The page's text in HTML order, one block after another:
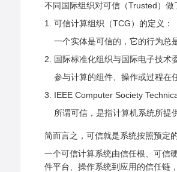
不同国际组织对可信（Trusted）做
可信计算组织（TCG）的定义：
一个实体是可信的，它的行为总
国际标准化组织与国际电子技术
参与计算的组件、操作或过程在
IEEE Computer Society
所谓可信，是指计算机系统所提
简而言之，可信就是系统按照预定
一个可信计算系统由信任根、可信
件平台、操作系统到应用的信任链